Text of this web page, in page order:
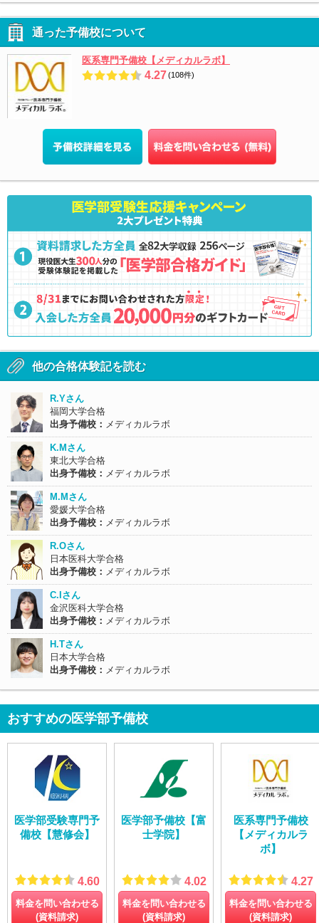
通った予備校について
医系専門予備校【メディカルラボ】
4.27(108件)
他の合格体験記を読む
R.Yさん
福岡大学合格
出身予備校： メディカルラボ
K.Mさん
東北大学合格
出身予備校： メディカルラボ
M.Mさん
愛媛大学合格
出身予備校： メディカルラボ
R.Oさん
日本医科大学合格
出身予備校： メディカルラボ
C.Iさん
金沢医科大学合格
出身予備校： メディカルラボ
H.Tさん
日本大学合格
出身予備校： メディカルラボ
おすすめの医学部予備校
医学部受験専門予
備校【慧修会】
4.60
料金を問い合わせる
(資料請求)
医学部予備校【富
士学院】
4.02
料金を問い合わせる
(資料請求)
医系専門予備校
【メディカルラ
ボ】
4.27
料金を問い合わせる
(資料請求)